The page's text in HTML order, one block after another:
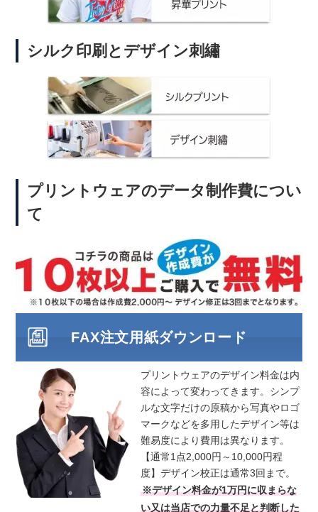
シルク印刷とデザイン刺繡
プリントウェアのデータ制作費につい
て
FAX注文用紙ダウンロード
プリントウェアのデザイン料金は内
容によって変わってきます。シンプ
ルな文字だけの原稿から写真やロゴ
マークなどを多用したデザイン等は
難易度により費用は異なります。
【通常1点2,000円～10,000円程
度】デザイン校正は通常3回まで。
※デザイン料金が1万円に収まらな
い又は当店での力量不足と判断した